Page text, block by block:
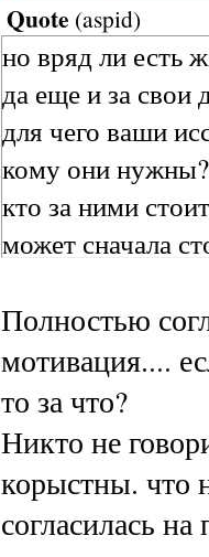
Quote (aspid)
но вряд ли есть
да еще и за свои
для чего ваши
кому они нужны?
кто за ними
может сначала
Полностью
мотивация....
то за что?
Никто не
корыстны. что
согласилась